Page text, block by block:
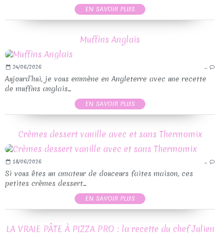
EN SAVOIR PLUS
Muffins Anglais
24/06/2026 …
Aujourd’hui, je vous emmène en Angleterre avec une recette
de muffins anglais...
EN SAVOIR PLUS
Crèmes dessert vanille avec et sans Thermomix
18/06/2026 …
Si vous êtes un amateur de douceurs faites maison, ces
petites crèmes dessert...
EN SAVOIR PLUS
LA VRAIE PÂTE À PIZZA PRO : la recette du chef Julien